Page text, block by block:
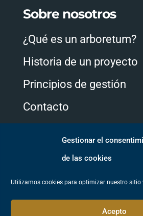
Gestionar el
de las cookies
Utilizamos cookies para optimizar nuestro sitio
Acepto
Sobre nosotros
¿Qué es un arboretum?
Historia de un proyecto
Principios de gestión
Contacto
Síguenos